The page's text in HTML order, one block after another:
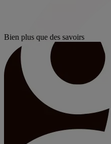
Bien plus que des savoirs